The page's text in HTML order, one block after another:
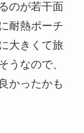
のが若干面
耐熱ポーチ
大きくて旅
うなので、
かったかも